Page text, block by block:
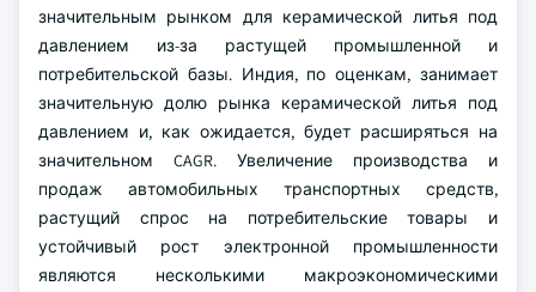
значительным рынком для керамической литья под
давлением из-за растущей промышленной и
потребительской базы. Индия, по оценкам, занимает
значительную долю рынка керамической литья под
давлением и, как ожидается, будет расширяться на
значительном CAGR. Увеличение производства и
продаж автомобильных транспортных средств,
растущий спрос на потребительские товары и
устойчивый рост электронной промышленности
являются несколькими макроэкономическими